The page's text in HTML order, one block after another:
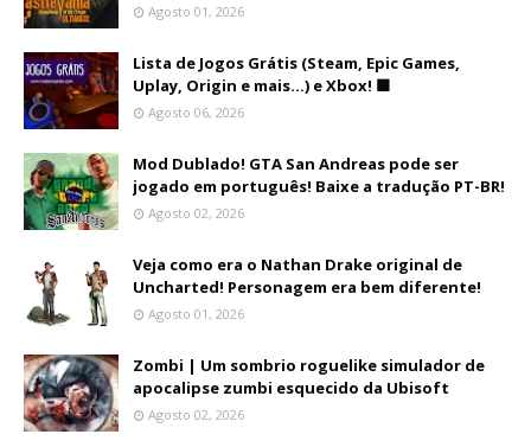
Agosto 01, 2026
Lista de Jogos Grátis (Steam, Epic Games,
Uplay, Origin e mais...) e Xbox! 🟩
Agosto 06, 2026
Mod Dublado! GTA San Andreas pode ser
jogado em português! Baixe a tradução PT-BR!
Agosto 02, 2026
Veja como era o Nathan Drake original de
Uncharted! Personagem era bem diferente!
Agosto 01, 2026
Zombi | Um sombrio roguelike simulador de
apocalipse zumbi esquecido da Ubisoft
Agosto 02, 2026